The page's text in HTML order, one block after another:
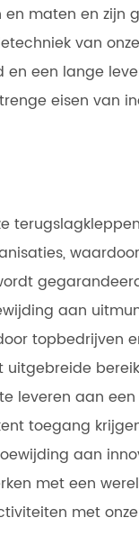
maten en
van
een lange
eisen van
aan
topbedrijven
leveren aan
toegang
aan
met een
met